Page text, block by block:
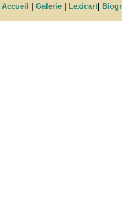
Accueil Galerie Lexicart|